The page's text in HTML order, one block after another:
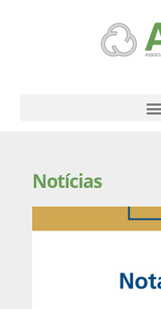
Notícias